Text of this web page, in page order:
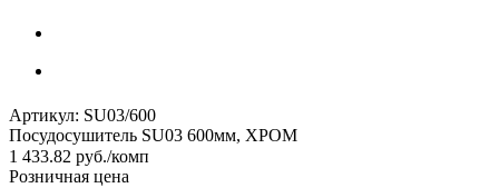
Артикул: SU03/600
Посудосушитель SU03 600мм, ХРОМ
1 433.82 руб./комп
Розничная цена